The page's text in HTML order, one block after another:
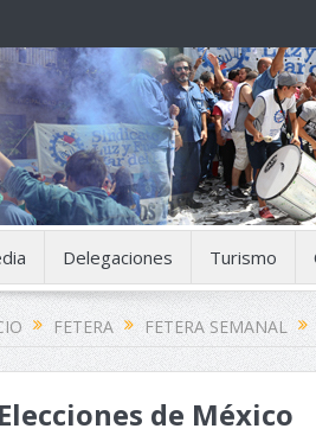
Delegaciones Turismo
FETERA FETERA SEMANAL
Elecciones de México